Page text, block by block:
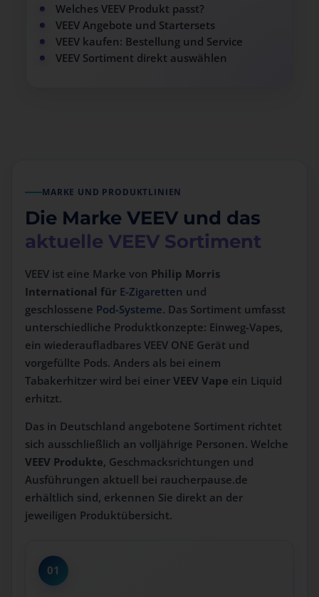
Welches VEEV Produkt passt?
VEEV Angebote und Startersets
VEEV kaufen: Bestellung und Service
VEEV Sortiment direkt auswählen
MARKE UND PRODUKTLINIEN
Die Marke VEEV und das
aktuelle VEEV Sortiment
VEEV ist eine Marke von Philip Morris
International für E-Zigaretten und
geschlossene Pod-Systeme. Das Sortiment umfasst
unterschiedliche Produktkonzepte: Einweg-Vapes,
ein wiederaufladbares VEEV ONE Gerät und
vorgefüllte Pods. Anders als bei einem
Tabakerhitzer wird bei einer VEEV Vape ein Liquid
erhitzt.
Das in Deutschland angebotene Sortiment richtet
sich ausschließlich an volljährige Personen. Welche
VEEV Produkte, Geschmacksrichtungen und
Ausführungen aktuell bei raucherpause.de
erhältlich sind, erkennen Sie direkt an der
jeweiligen Produktübersicht.
01